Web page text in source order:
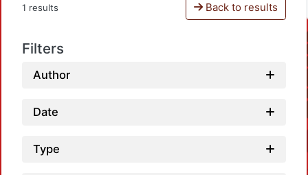
1 results Back to results
Filters
Author
Date
Type